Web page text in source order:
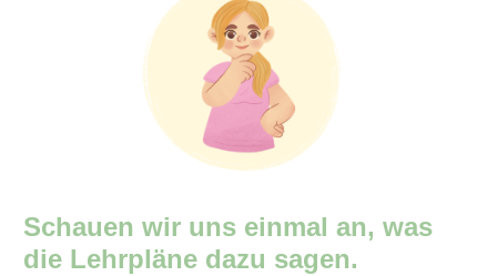
Schauen wir uns einmal an, was
die Lehrpläne dazu sagen.